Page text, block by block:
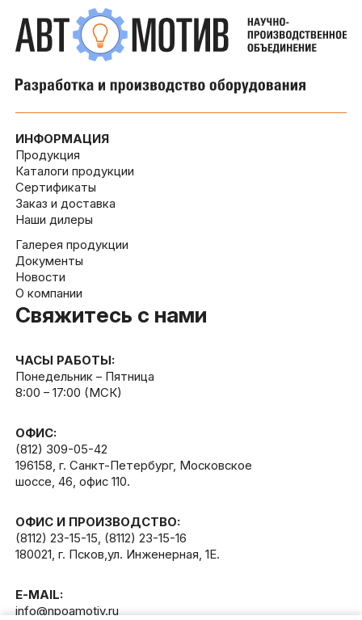
ИНФОРМАЦИЯ
Продукция
Каталоги продукции
Сертификаты
Заказ и доставка
Наши дилеры
Галерея продукции
Документы
Новости
О компании
Свяжитесь с нами
ЧАСЫ РАБОТЫ:
Понедельник – Пятница
8:00 – 17:00 (МСК)
ОФИС:
(812) 309-05-42
196158, г. Санкт-Петербург, Московское
шоссе, 46, офис 110.
ОФИС И ПРОИЗВОДСТВО:
(8112) 23-15-15, (8112) 23-15-16
180021, г. Псков,ул. Инженерная, 1Е.
E-MAIL:
info@npoamotiv.ru